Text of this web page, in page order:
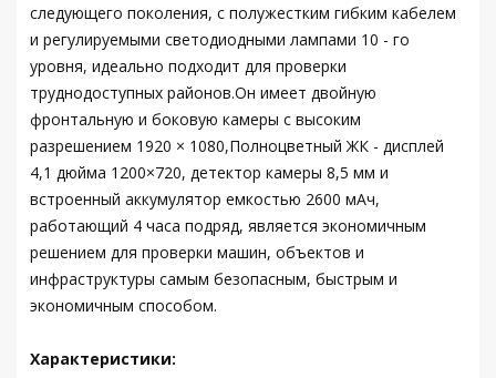
следующего поколения, с полужестким гибким кабелем
и регулируемыми светодиодными лампами 10 - го
уровня, идеально подходит для проверки
труднодоступных районов.Он имеет двойную
фронтальную и боковую камеры с высоким
разрешением 1920 × 1080,Полноцветный ЖК - дисплей
4,1 дюйма 1200×720, детектор камеры 8,5 мм и
встроенный аккумулятор емкостью 2600 мАч,
работающий 4 часа подряд, является экономичным
решением для проверки машин, объектов и
инфраструктуры самым безопасным, быстрым и
экономичным способом.
Характеристики: